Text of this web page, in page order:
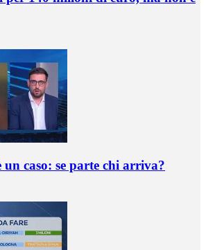
caso: se parte chi arriva?